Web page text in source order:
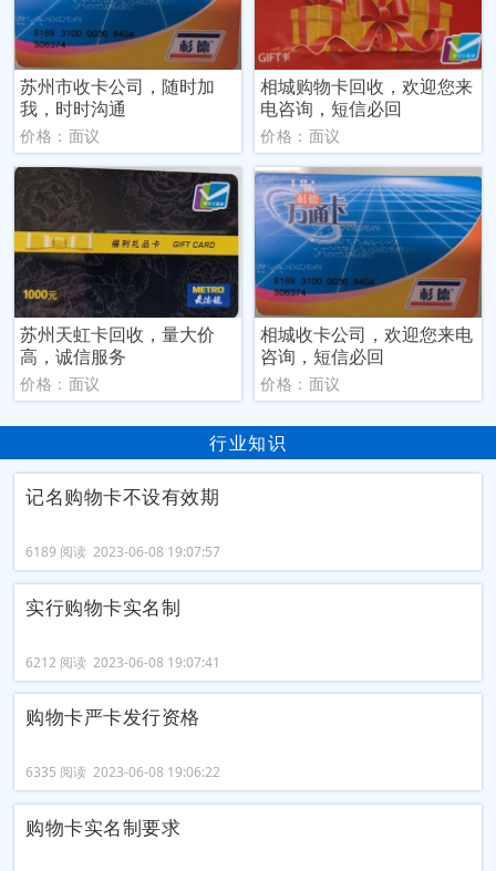
苏州市收卡公司，随时加
我，时时沟通
价格：面议
相城购物卡回收，欢迎您来
电咨询，短信必回
价格：面议
苏州天虹卡回收，量大价
高，诚信服务
价格：面议
相城收卡公司，欢迎您来电
咨询，短信必回
价格：面议
行业知识
记名购物卡不设有效期
6189 阅读 2023-06-08 19:07:57
实行购物卡实名制
6212 阅读 2023-06-08 19:07:41
购物卡严卡发行资格
6335 阅读 2023-06-08 19:06:22
购物卡实名制要求